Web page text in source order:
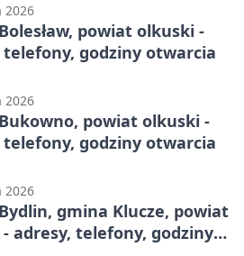
2026
powiat olkuski -
telefony, godziny otwarcia
2026
powiat olkuski -
telefony, godziny otwarcia
2026
gmina Klucze, powiat
adresy, telefony, godziny